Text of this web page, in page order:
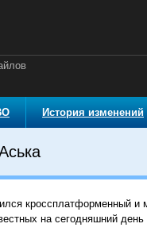
История изменений
кроссплатформенный и
на сегодняшний день